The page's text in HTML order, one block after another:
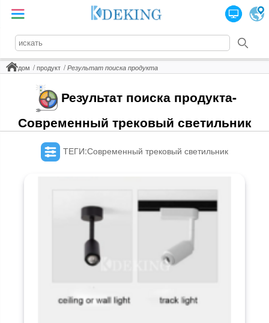
дом продукт Результат поиска продукта
Результат поиска продукта-
Современный трековый светильник
ТЕГИ:Современный трековый светильник